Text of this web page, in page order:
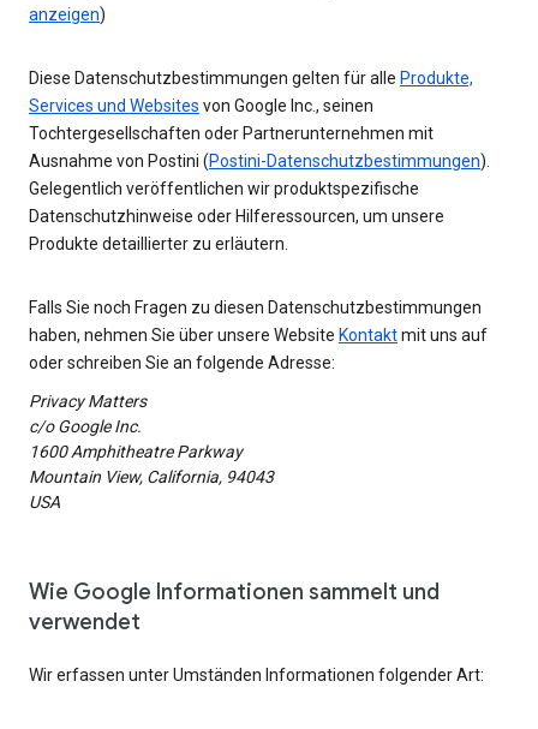
anzeigen)
Diese Datenschutzbestimmungen gelten für alle Produkte,
Services und Websites von Google Inc., seinen
Tochtergesellschaften oder Partnerunternehmen mit
Ausnahme von Postini (Postini-Datenschutzbestimmungen).
Gelegentlich veröffentlichen wir produktspezifische
Datenschutzhinweise oder Hilferessourcen, um unsere
Produkte detaillierter zu erläutern.
Falls Sie noch Fragen zu diesen Datenschutzbestimmungen
haben, nehmen Sie über unsere Website Kontaktmit uns auf
oder schreiben Sie an folgende Adresse:
Privacy Matters
c/o Google Inc.
1600 Amphitheatre Parkway
Mountain View, California, 94043
USA
Wie Google Informationen sammelt und
verwendet
Wir erfassen unter Umständen Informationen folgender Art: